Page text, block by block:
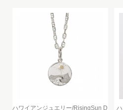
ハワイアンジュエリー/RisingSun D